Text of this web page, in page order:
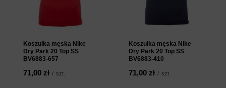
Koszulka męska Nike
Dry Park 20 Top SS
BV6883-657
71,00 zł / szt.
Koszulka męska Nike
Dry Park 20 Top SS
BV6883-410
71,00 zł / szt.